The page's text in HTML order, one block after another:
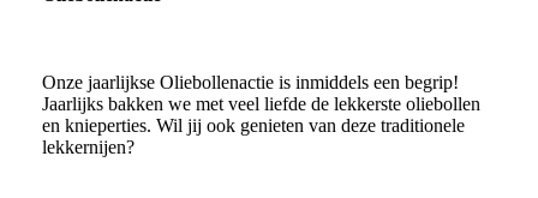
Onze jaarlijkse Oliebollenactie is inmiddels een begrip!
Jaarlijks bakken we met veel liefde de lekkerste oliebollen
en knieperties. Wil jij ook genieten van deze traditionele
lekkernijen?